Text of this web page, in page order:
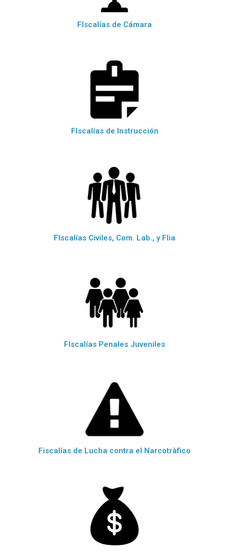
FIscalías de Cámara
FIscalías de Instrucción
FIscalías Civiles, Com. Lab., y Flia
FIscalías Penales Juveniles
Fiscalías de Lucha contra el Narcotràfico